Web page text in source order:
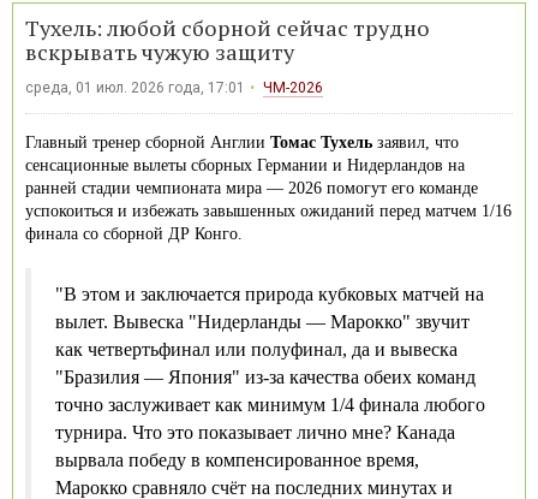
Тухель: любой сборной сейчас трудно
вскрывать чужую защиту
среда, 01 июл. 2026 года, 17:01 ЧМ-2026
Главный тренер сборной Англии Томас Тухель заявил, что
сенсационные вылеты сборных Германии и Нидерландов на
ранней стадии чемпионата мира — 2026 помогут его команде
успокоиться и избежать завышенных ожиданий перед матчем 1/16
финала со сборной ДР Конго.
"В этом и заключается природа кубковых матчей на
вылет. Вывеска "Нидерланды — Марокко" звучит
как четвертьфинал или полуфинал, да и вывеска
"Бразилия — Япония" из-за качества обеих команд
точно заслуживает как минимум 1/4 финала любого
турнира. Что это показывает лично мне? Канада
вырвала победу в компенсированное время,
Марокко сравняло счёт на последних минутах и